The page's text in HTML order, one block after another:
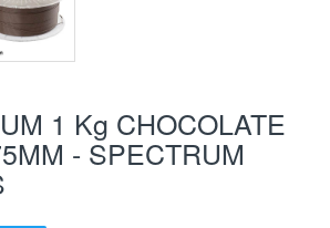
1 Kg CHOCOLATE
- SPECTRUM